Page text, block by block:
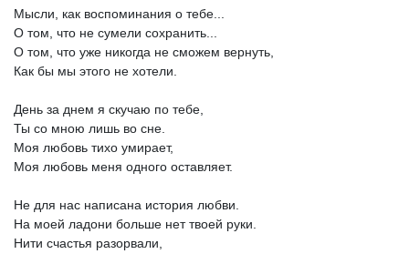
Мысли, как воспоминания о тебе...
О том, что не сумели сохранить...
О том, что уже никогда не сможем вернуть,
Как бы мы этого не хотели.
День за днем я скучаю по тебе,
Ты со мною лишь во сне.
Моя любовь тихо умирает,
Моя любовь меня одного оставляет.
Не для нас написана история любви.
На моей ладони больше нет твоей руки.
Нити счастья разорвали,